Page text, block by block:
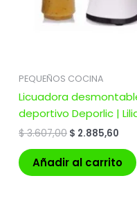
PEQUEÑOS COCINA
Licuadora
deportivo Deporlic |
$3.607,00 $ 2.885,60
Añadir al carrito